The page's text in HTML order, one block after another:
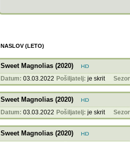
NASLOV (LETO)
Sweet Magnolias (2020)
Datum: 03.03.2022 Pošiljatelj: je skrit
Sweet Magnolias (2020)
Datum: 03.03.2022 Pošiljatelj: je skrit
Sweet Magnolias (2020)